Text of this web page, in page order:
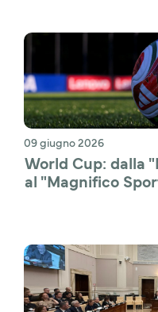
09 giugno 2026
World Cup: dalla
al "Magnifico